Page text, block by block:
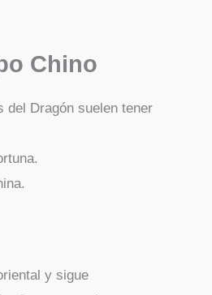
Chino
del Dragón suelen tener
y sigue